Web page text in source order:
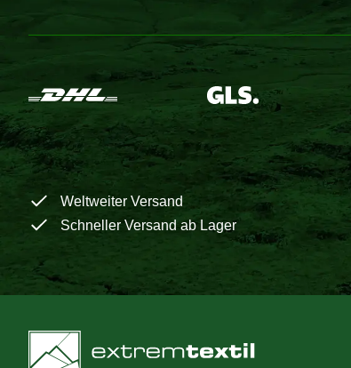
Weltweiter Versand
Schneller Versand ab Lager